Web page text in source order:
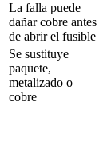
La falla puede
dañar cobre antes
de abrir el fusible
Se sustituye
paquete,
metalizado o
cobre